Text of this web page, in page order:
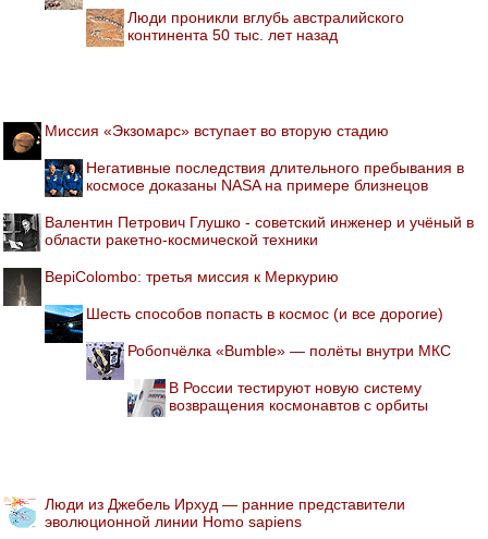
Люди проникли вглубь австралийского
континента 50 тыс. лет назад
Миссия «Экзомарс» вступает во вторую стадию
Негативные последствия длительного пребывания в
космосе доказаны NASA на примере близнецов
Валентин Петрович Глушко - советский инженер и учёный в
области ракетно-космической техники
BepiColombo: третья миссия к Меркурию
Шесть способов попасть в космос (и все дорогие)
Робопчёлка «Bumble» — полёты внутри МКС
В России тестируют новую систему
возвращения космонавтов с орбиты
Люди из Джебель Ирхуд — ранние представители
эволюционной линии Homo sapiens